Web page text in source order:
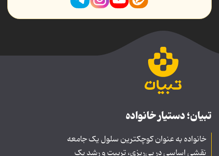
تبیان؛ دستیار خانواده
خانواده به عنوان کوچکترین سلول یک جامعه
نقشی اساسی در پی‌ریزی، تربیت و رشد یک